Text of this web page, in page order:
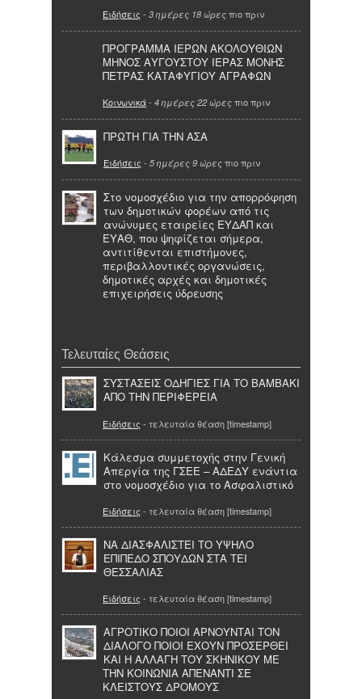
Ειδήσεις - 3 ημέρες 18 ώρες πιο πριν
ΠΡΟΓΡΑΜΜΑ ΙΕΡΩΝ ΑΚΟΛΟΥΘΙΩΝ
ΜΗΝΟΣ ΑΥΓΟΥΣΤΟΥ ΙΕΡΑΣ ΜΟΝΗΣ
ΠΕΤΡΑΣ ΚΑΤΑΦΥΓΙΟΥ ΑΓΡΑΦΩΝ
Κοινωνικά- 4 ημέρες 22 ώρες πιο πριν
ΠΡΩΤΗ ΓΙΑ ΤΗΝ ΑΣΑ
Ειδήσεις - 5 ημέρες 9 ώρες πιο πριν
Στο νομοσχέδιο για την απορρόφηση
των δημοτικών φορέων από τις
ανώνυμες εταιρείες ΕΥΔΑΠ και
ΕΥΑΘ, που ψηφίζεται σήμερα,
αντιτίθενται επιστήμονες,
περιβαλλοντικές οργανώσεις,
δημοτικές αρχές και δημοτικές
επιχειρήσεις ύδρευσης
Τελευταίες Θεάσεις
ΣΥΣΤΑΣΕΙΣ ΟΔΗΓΙΕΣ ΓΙΑ ΤΟ ΒΑΜΒΑΚΙ
ΑΠΟ ΤΗΝ ΠΕΡΙΦΕΡΕΙΑ
Ειδήσεις - τελευταία θέαση [timestamp]
Kάλεσμα συμμετοχής στην Γενική
Απεργία της ΓΣΕΕ – ΑΔΕΔΥ ενάντια
στο νομοσχέδιο για το Ασφαλιστικό
Ειδήσεις - τελευταία θέαση [timestamp]
ΝΑ ΔΙΑΣΦΑΛΙΣΤΕΙ ΤΟ ΥΨΗΛΟ
ΕΠΙΠΕΔΟ ΣΠΟΥΔΩΝ ΣΤΑ ΤΕΙ
ΘΕΣΣΑΛΙΑΣ
Ειδήσεις - τελευταία θέαση [timestamp]
ΑΓΡΟΤΙΚΟ ΠΟΙΟΙ ΑΡΝΟΥΝΤΑΙ ΤΟΝ
ΔΙΑΛΟΓΟ ΠΟΙΟΙ ΕΧΟΥΝ ΠΡΟΣΕΡΘΕΙ
ΚΑΙ Η ΑΛΛΑΓΗ ΤΟΥ ΣΚΗΝΙΚΟΥ ΜΕ
ΤΗΝ ΚΟΙΝΩΝΙΑ ΑΠΕΝΑΝΤΙ ΣΕ
ΚΛΕΙΣΤΟΥΣ ΔΡΟΜΟΥΣ